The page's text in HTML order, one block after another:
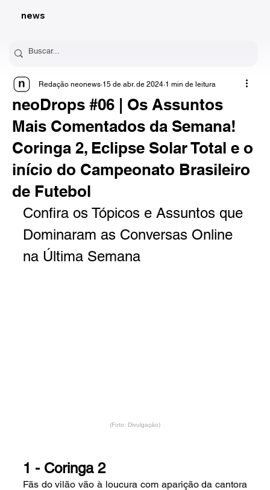
news
neoDrops #06 | Os Assuntos
Mais Comentados da Semana!
Coringa 2, Eclipse Solar Total e o
início do Campeonato Brasileiro
de Futebol
Redação neonews 15 de abr. de 2024 1 min de leitura
Confira os Tópicos e Assuntos que
Dominaram as Conversas Online
na Última Semana
(Foto: Divulgação)
1 - Coringa 2
Fãs do vilão vão à loucura com aparição da cantora